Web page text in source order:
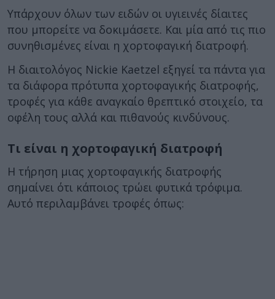
Υπάρχουν όλων των ειδών οι υγιεινές δίαιτες
που μπορείτε να δοκιμάσετε. Και μία από τις πιο
συνηθισμένες είναι η χορτοφαγική διατροφή.
Η διαιτολόγος Nickie Kaetzel εξηγεί τα πάντα για
τα διάφορα πρότυπα χορτοφαγικής διατροφής,
τροφές για κάθε αναγκαίο θρεπτικό στοιχείο, τα
οφέλη τους αλλά και πιθανούς κινδύνους.
Τι είναι η χορτοφαγική διατροφή
Η τήρηση μιας χορτοφαγικής διατροφής
σημαίνει ότι κάποιος τρώει φυτικά τρόφιμα.
Αυτό περιλαμβάνει τροφές όπως: